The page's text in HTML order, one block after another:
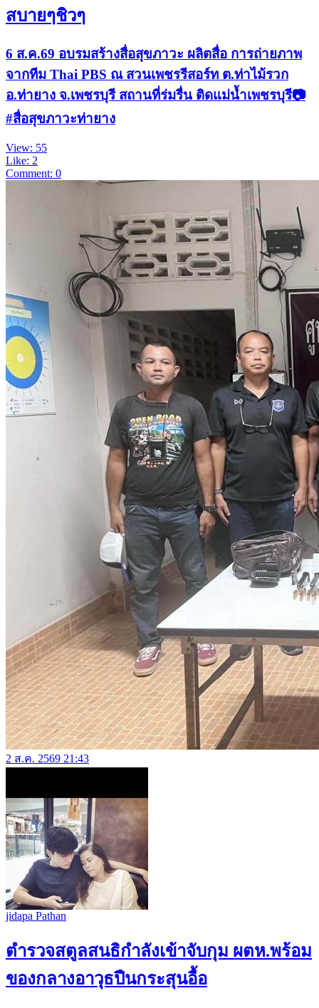
สบายๆชิวๆ
6 ส.ค.69 อบรมสร้างสื่อสุขภาวะ ผลิตสื่อ การถ่ายภาพ
จากทีม Thai PBS ณ สวนเพชรรีสอร์ท ต.ท่าไม้รวก
อ.ท่ายาง จ.เพชรบุรี สถานที่ร่มรื่น ติดแม่น้ำเพชรบุรี📷
#สื่อสุขภาวะท่ายาง
View: 55
Like: 2
Comment: 0
2 ส.ค. 2569 21:43
jidapa Pathan
ตำรวจสตูลสนธิกำลังเข้าจับกุม ผตห.พร้อม
ของกลางอาวุธปืนกระสุนอื้อ